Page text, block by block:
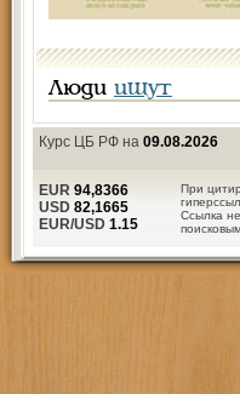
Люди ищут
Курс ЦБ РФ на 09.08.2026
При
Ссылка
EUR 94,8366
USD 82,1665
EUR/USD 1.15